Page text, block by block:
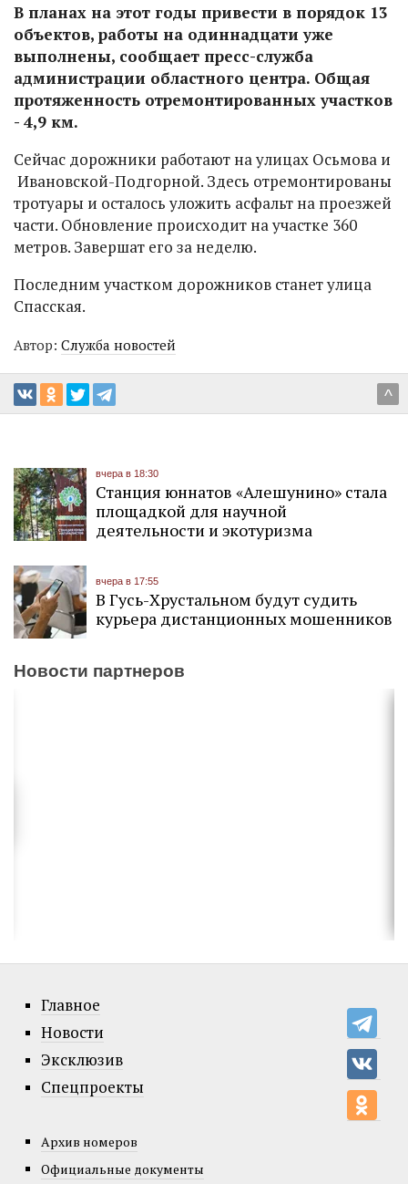
В планах на этот годы привести в порядок 13
объектов, работы на одиннадцати уже
выполнены, сообщает пресс-служба
администрации областного центра. Общая
протяженность отремонтированных участков
- 4,9 км.
Сейчас дорожники работают на улицах Осьмова и
Ивановской-Подгорной. Здесь отремонтированы
тротуары и осталось уложить асфальт на проезжей
части. Обновление происходит на участке 360
метров. Завершат его за неделю.
Последним участком дорожников станет улица
Спасская.
Автор: Служба новостей
^
вчера в 18:30
Станция юннатов «Алешунино» стала
площадкой для научной
деятельности и экотуризма
вчера в 17:55
В Гусь-Хрустальном будут судить
курьера дистанционных мошенников
Новости партнеров
Главное
Новости
Эксклюзив
Спецпроекты
Архив номеров
Официальные документы